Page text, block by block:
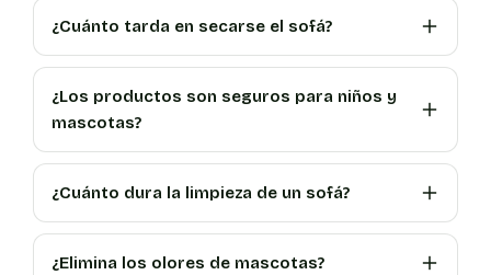
¿Cuánto tarda en secarse el sofá?
¿Los productos son seguros para niños y
mascotas?
¿Cuánto dura la limpieza de un sofá?
¿Elimina los olores de mascotas?